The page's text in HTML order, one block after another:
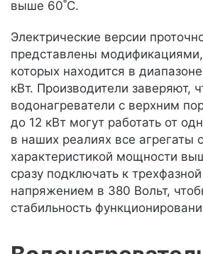
выше 60˚С.
Электрические версии
представлены
которых находится в
кВт. Производители заверяют,
водонагреватели с верхним
до 12 кВт могут работать от
в наших реалиях все агрегаты с
характеристикой мощности
сразу подключать к
напряжением в 380 Вольт,
стабильность